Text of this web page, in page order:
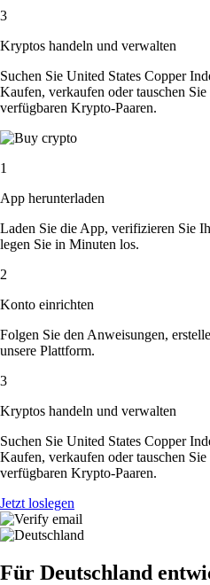
3
Kryptos handeln und verwalten
Suchen Sie United States Copper
Kaufen, verkaufen oder tauschen
verfügbaren Krypto-Paaren.
1
App herunterladen
Laden Sie die App, verifizieren Sie
legen Sie in Minuten los.
2
Konto einrichten
Folgen Sie den Anweisungen,
unsere Plattform.
3
Kryptos handeln und verwalten
Suchen Sie United States Copper
Kaufen, verkaufen oder tauschen
verfügbaren Krypto-Paaren.
Jetzt loslegen
Für Deutschland